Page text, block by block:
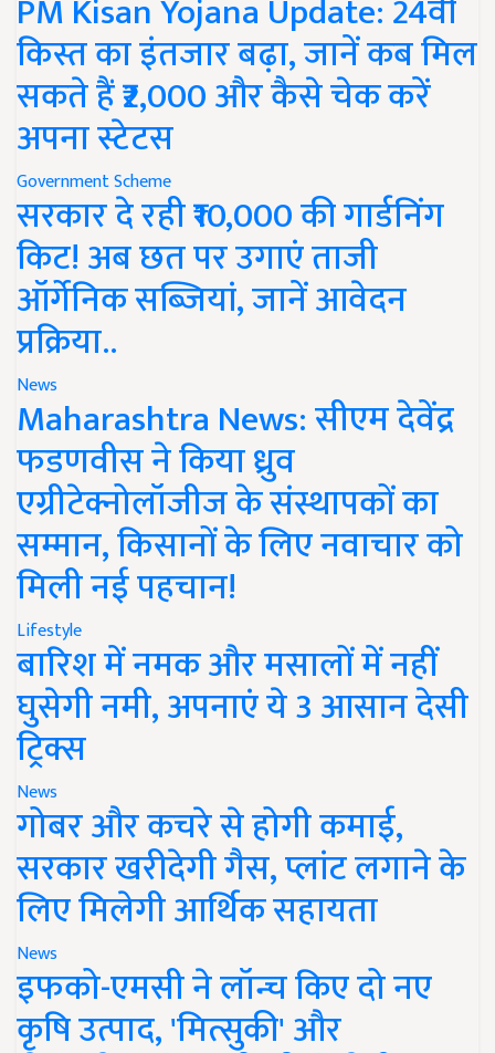
PM Kisan Yojana Update: 24वीं
किस्त का इंतजार बढ़ा, जानें कब मिल
सकते हैं ₹2,000 और कैसे चेक करें
अपना स्टेटस
Government Scheme
सरकार दे रही ₹10,000 की गार्डनिंग
किट! अब छत पर उगाएं ताजी
ऑर्गेनिक सब्जियां, जानें आवेदन
प्रक्रिया..
News
Maharashtra News: सीएम देवेंद्र
फडणवीस ने किया ध्रुव
एग्रीटेक्नोलॉजीज के संस्थापकों का
सम्मान, किसानों के लिए नवाचार को
मिली नई पहचान!
Lifestyle
बारिश में नमक और मसालों में नहीं
घुसेगी नमी, अपनाएं ये 3 आसान देसी
ट्रिक्स
News
गोबर और कचरे से होगी कमाई,
सरकार खरीदेगी गैस, प्लांट लगाने के
लिए मिलेगी आर्थिक सहायता
News
इफको-एमसी ने लॉन्च किए दो नए
कृषि उत्पाद, 'मित्सुकी' और